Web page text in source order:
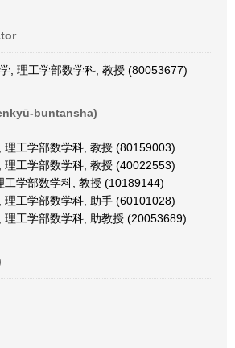
, 理工学部数学科, 教授 (80053677)
buntansha)
理工学部数学科, 教授 (80159003)
理工学部数学科, 教授 (40022553)
工学部数学科, 教授 (10189144)
理工学部数学科, 助手 (60101028)
理工学部数学科, 助教授 (20053689)